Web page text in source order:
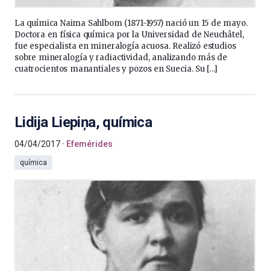
La química Naima Sahlbom (1871-1957) nació un 15 de mayo.
Doctora en física química por la Universidad de Neuchâtel,
fue especialista en mineralogía acuosa. Realizó estudios
sobre mineralogía y radiactividad, analizando más de
cuatrocientos manantiales y pozos en Suecia. Su […]
Lidija Liepiņa, química
04/04/2017 Efemérides
química